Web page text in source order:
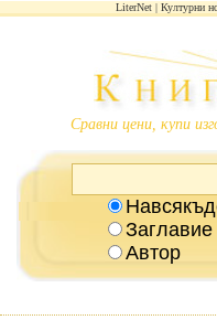
LiterNet Културни
Сравни цени, купи
Заглавие
Автор